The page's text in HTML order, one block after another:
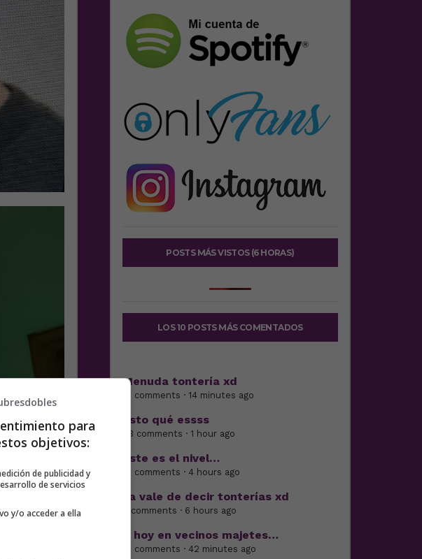
POSTS MÁS VISTOS (6 HORAS)
LOS 10 POSTS MÁS COMENTADOS
Menuda tontería xd
21 comments · 14 minutes ago
Esto qué essss
23 comments · 1 hour ago
Este es el nivel…
21 comments · 4 hours ago
Ya vale de decir tonterías xd
6 comments · 6 hours ago
Y hoy en vecinos majetes…
16 comments · 42 minutes ago
para
objetivos:
de publicidad y
de servicios
y/o acceder a ella